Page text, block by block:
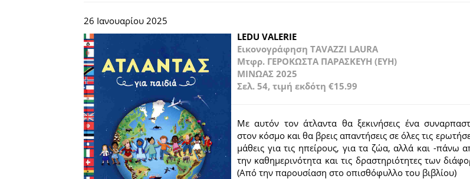
26 Ιανουαρίου 2025
LEDU VALERIE
Εικονογράφηση TAVAZZI LAURA
Μτφρ. ΓΕΡΟΚΩΣΤΑ ΠΑΡΑΣΚΕΥΗ (ΕΥΗ)
ΜΙΝΩΑΣ 2025
Σελ. 54, τιμή εκδότη €15.99
Με αυτόν τον άτλαντα θα ξεκινήσεις ένα
στον κόσμο και θα βρεις απαντήσεις σε όλες τις
μάθεις για τις ηπείρους, για τα ζώα, αλλά και -πάνω
την καθημερινότητα και τις δραστηριότητες των
(Από την παρουσίαση στο οπισθόφυλλο του βιβλίου)